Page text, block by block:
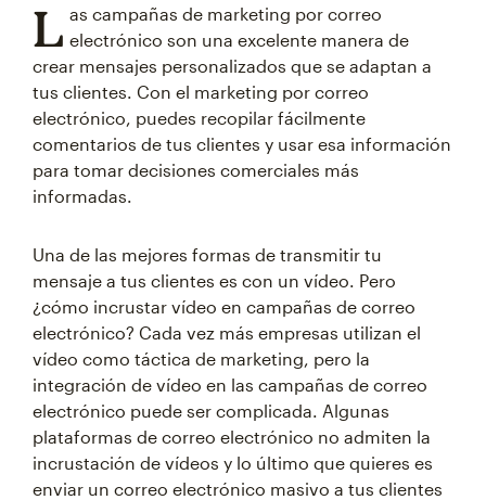
L as campañas de marketing por correo
electrónico son una excelente manera de
crear mensajes personalizados que se adaptan a
tus clientes. Con el marketing por correo
electrónico, puedes recopilar fácilmente
comentarios de tus clientes y usar esa información
para tomar decisiones comerciales más
informadas.
Una de las mejores formas de transmitir tu
mensaje a tus clientes es con un vídeo. Pero
¿cómo incrustar vídeo en campañas de correo
electrónico? Cada vez más empresas utilizan el
vídeo como táctica de marketing, pero la
integración de vídeo en las campañas de correo
electrónico puede ser complicada. Algunas
plataformas de correo electrónico no admiten la
incrustación de vídeos y lo último que quieres es
enviar un correo electrónico masivo a tus clientes